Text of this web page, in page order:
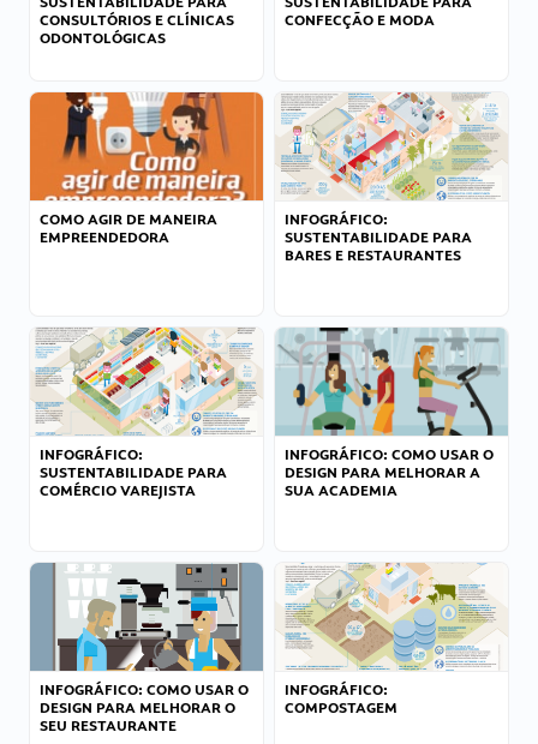
CONSULTÓRIOS E CLÍNICAS
ODONTOLÓGICAS
CONFECÇÃO E MODA
COMO AGIR DE MANEIRA
EMPREENDEDORA
INFOGRÁFICO:
SUSTENTABILIDADE PARA
BARES E RESTAURANTES
INFOGRÁFICO:
SUSTENTABILIDADE PARA
COMÉRCIO VAREJISTA
INFOGRÁFICO: COMO USAR O
DESIGN PARA MELHORAR A
SUA ACADEMIA
INFOGRÁFICO: COMO USAR O
DESIGN PARA MELHORAR O
SEU RESTAURANTE
INFOGRÁFICO:
COMPOSTAGEM